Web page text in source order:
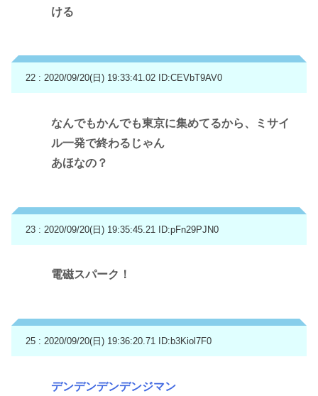
ける
22 : 2020/09/20(日) 19:33:41.02 ID:CEVbT9AV0
なんでもかんでも東京に集めてるから、ミサイ
ル一発で終わるじゃん
あほなの？
23 : 2020/09/20(日) 19:35:45.21 ID:pFn29PJN0
電磁スパーク！
25 : 2020/09/20(日) 19:36:20.71 ID:b3Kiol7F0
デンデンデンデンジマン